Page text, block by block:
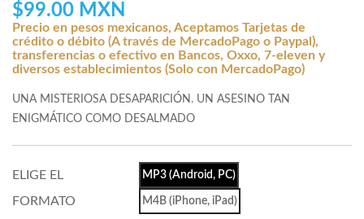
$99.00 MXN
Precio en pesos mexicanos, Aceptamos Tarjetas de
crédito o débito (A través de MercadoPago o Paypal),
transferencias o efectivo en Bancos, Oxxo, 7-eleven y
diversos establecimientos (Solo con MercadoPago)
UNA MISTERIOSA DESAPARICIÓN. UN ASESINO TAN
ENIGMÁTICO COMO DESALMADO
ELIGE EL
FORMATO
MP3 (Android, PC)
M4B (iPhone, iPad)